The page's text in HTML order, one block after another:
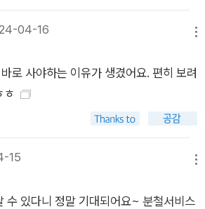
04-16
로 사야하는 이유가 생겼어요. 편히 보려
ㅎ
15
수 있다니 정말 기대되어요~ 분철서비스